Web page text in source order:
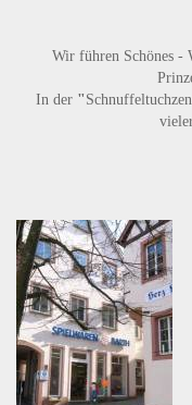
Wir führen Schönes -
In der "